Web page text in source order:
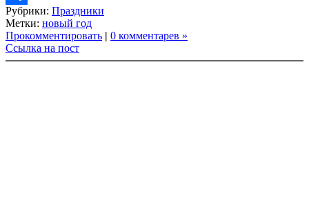
Link
Share
Рубрики: Праздники
Метки: новый год
Прокомментировать | 0 комментарев »
Ссылка на пост